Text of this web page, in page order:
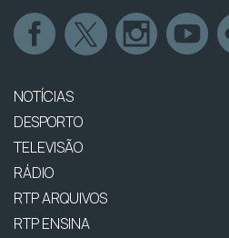
NOTÍCIAS
DESPORTO
TELEVISÃO
RÁDIO
RTP ARQUIVOS
RTP ENSINA